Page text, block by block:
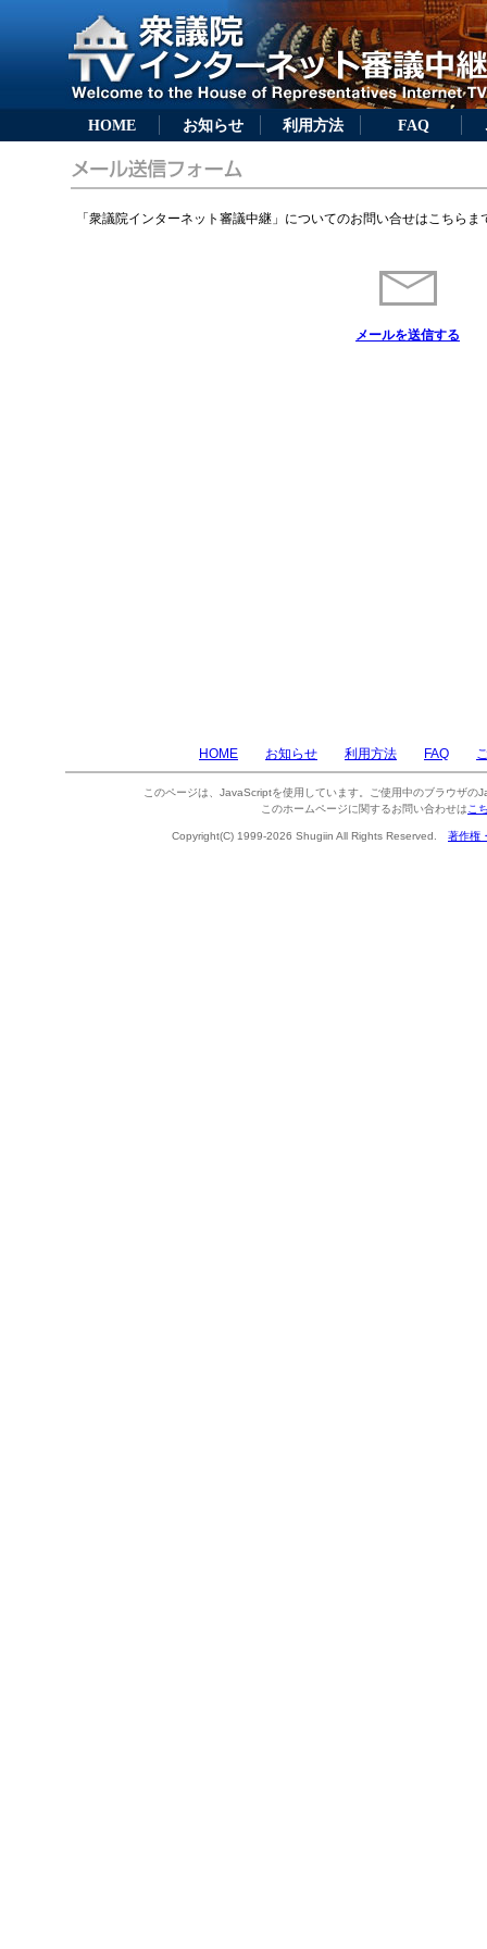
HOME お知らせ 利用方法 FAQ
「衆議院インターネット審議中継」についてのお問い合せはこちらま
メールを送信する
HOME お知らせ 利用方法 FAQ
このページは、JavaScriptを使用しています。ご使用中のブラウザの
このホームページに関するお問い合わせは こ
Copyright(C) 1999-2026 Shugiin All Rights Reserved. 著作権